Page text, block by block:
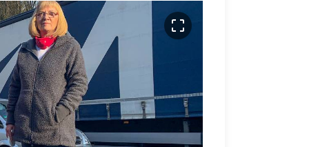
crop_free